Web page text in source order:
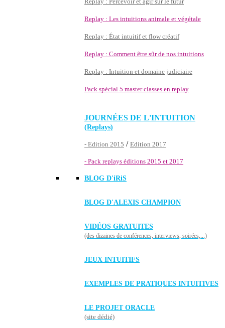
Replay : Les intuitions animale et végétale
Replay : État intuitif et flow créatif
Replay : Comment être sûr de nos intuitions
Replay : Intuition et domaine judiciaire
Pack spécial 5 master classes en replay
JOURNÉES DE L'INTUITION
(Replays)
- Edition 2015 / Edition 2017
- Pack replays éditions 2015 et 2017
BLOG D'iRiS
BLOG D'ALEXIS CHAMPION
VIDÉOS GRATUITES
(des dizaines de conférences, interviews, soirées,...)
JEUX INTUITIFS
EXEMPLES DE PRATIQUES INTUITIVES
LE PROJET ORACLE
(site dédié)